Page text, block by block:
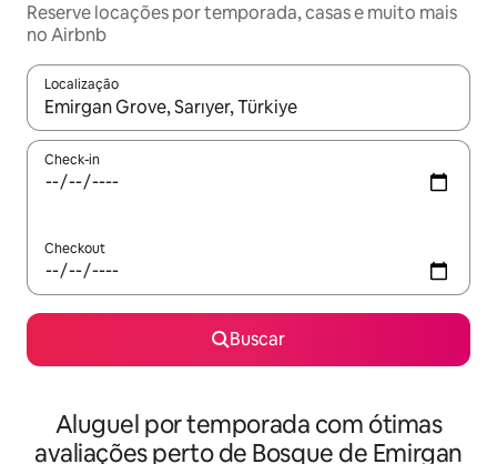
Reserve locações por temporada, casas e muito mais
no Airbnb
Localização
Quando os resultados estiverem disponíveis, explore-os
Check-in
Checkout
Buscar
Aluguel por temporada com ótimas
avaliações perto de Bosque de Emirgan